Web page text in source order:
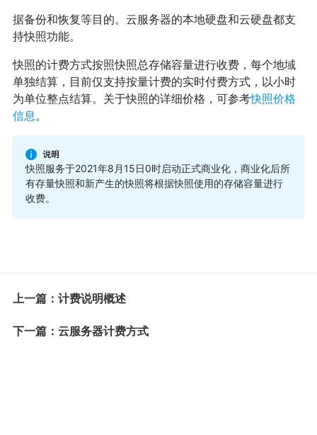
据备份和恢复等目的。云服务器的本地硬盘和云硬盘都支
持快照功能。
快照的计费方式按照快照总存储容量进行收费，每个地域
单独结算，目前仅支持按量计费的实时付费方式，以小时
为单位整点结算。关于快照的详细价格，可参考快照价格
信息。
快照服务于2021年8月15日0时启动正式商业化，商业化后所
有存量快照和新产生的快照将根据快照使用的存储容量进行
收费。
上一篇：计费说明概述
下一篇：云服务器计费方式